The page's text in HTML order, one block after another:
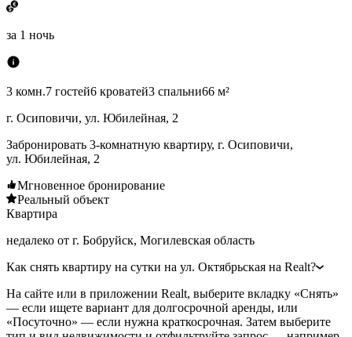
за 1 ночь
3 комн.7 гостей6 кроватей3 спальни66 м²
г. Осиповичи, ул. Юбилейная, 2
Забронировать 3-комнатную квартиру, г. Осиповичи,
ул. Юбилейная, 2
Мгновенное бронирование
Реальный объект
Квартира
недалеко от г. Бобруйск, Могилевская область
Как снять квартиру на сутки на ул. Октябрьская на Realt?
На сайте или в приложении Realt, выберите вкладку «Снять»
— если ищете вариант для долгосрочной аренды, или
«Посуточно» — если нужна краткосрочная. Затем выберите